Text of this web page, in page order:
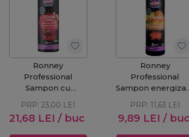
Ronney
Professional
Sampon cu
pentru par vopsit
Color Repair
1000ml
21,68 LEI / buc
PRP:23,00 LEI
Ronney
Professional
Sampon
Babassu Oil 300ml
9,89 LEI / buc
PRP: 11,63 LEI